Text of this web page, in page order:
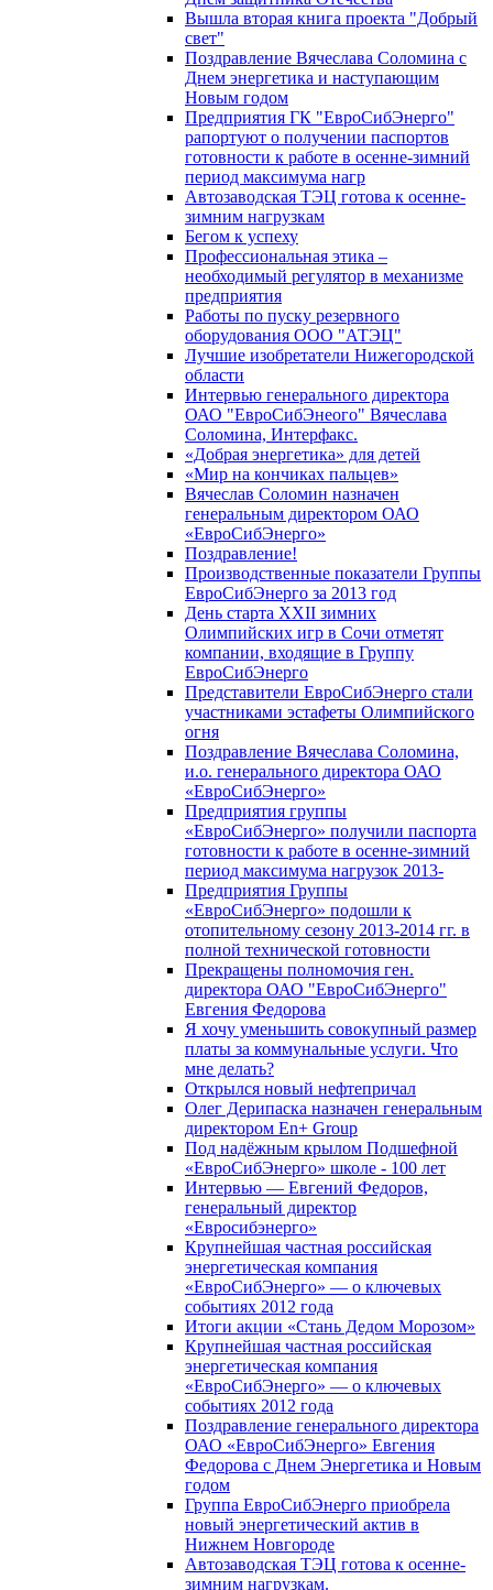
Вышла вторая книга проекта "Добрый
свет"
Поздравление Вячеслава Соломина с
Днем энергетика и наступающим
Новым годом
Предприятия ГК "ЕвроСибЭнерго"
рапортуют о получении паспортов
готовности к работе в осенне-зимний
период максимума нагр
Автозаводская ТЭЦ готова к осенне-
зимним нагрузкам
Бегом к успеху
Профессиональная этика –
необходимый регулятор в механизме
предприятия
Работы по пуску резервного
оборудования ООО "АТЭЦ"
Лучшие изобретатели Нижегородской
области
Интервью генерального директора
ОАО "ЕвроСибЭнеого" Вячеслава
Соломина, Интерфакс.
«Добрая энергетика» для детей
«Мир на кончиках пальцев»
Вячеслав Соломин назначен
генеральным директором ОАО
«ЕвроСибЭнерго»
Поздравление!
Производственные показатели Группы
ЕвроСибЭнерго за 2013 год
День старта XXII зимних
Олимпийских игр в Сочи отметят
компании, входящие в Группу
ЕвроСибЭнерго
Представители ЕвроСибЭнерго стали
участниками эстафеты Олимпийского
огня
Поздравление Вячеслава Соломина,
и.о. генерального директора ОАО
«ЕвроСибЭнерго»
Предприятия группы
«ЕвроСибЭнерго» получили паспорта
готовности к работе в осенне-зимний
период максимума нагрузок 2013-
Предприятия Группы
«ЕвроСибЭнерго» подошли к
отопительному сезону 2013-2014 гг. в
полной технической готовности
Прекращены полномочия ген.
директора ОАО "ЕвроСибЭнерго"
Евгения Федорова
Я хочу уменьшить совокупный размер
платы за коммунальные услуги. Что
мне делать?
Открылся новый нефтепричал
Олег Дерипаска назначен генеральным
директором En+ Group
Под надёжным крылом Подшефной
«ЕвроСибЭнерго» школе - 100 лет
Интервью — Евгений Федоров,
генеральный директор
«Евросибэнерго»
Крупнейшая частная российская
энергетическая компания
«ЕвроСибЭнерго» — о ключевых
событиях 2012 года
Итоги акции «Стань Дедом Морозом»
Крупнейшая частная российская
энергетическая компания
«ЕвроСибЭнерго» — о ключевых
событиях 2012 года
Поздравление генерального директора
ОАО «ЕвроСибЭнерго» Евгения
Федорова с Днем Энергетика и Новым
годом
Группа ЕвроСибЭнерго приобрела
новый энергетический актив в
Нижнем Новгороде
Автозаводская ТЭЦ готова к осенне-
зимним нагрузкам.